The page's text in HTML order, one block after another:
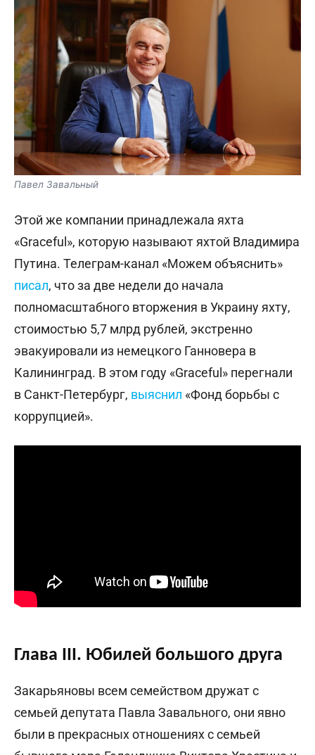
Павел Завальный
Этой же компании принадлежала яхта
«Graceful», которую называют яхтой Владимира
Путина. Телеграм-канал «Можем объяснить»
писал, что за две недели до начала
полномасштабного вторжения в Украину яхту,
стоимостью 5,7 млрд рублей, экстренно
эвакуировали из немецкого Ганновера в
Калининград. В этом году «Graceful» перегнали
в Санкт-Петербург, выяснил «Фонд борьбы с
коррупцией».
Глава III. Юбилей большого друга
Закарьяновы всем семейством дружат с
семьей депутата Павла Завального, они явно
были в прекрасных отношениях с семьей